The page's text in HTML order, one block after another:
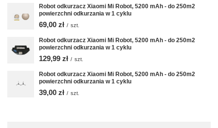
Robot odkurzacz Xiaomi Mi Robot, 5200 mAh - do 250m2
powierzchni odkurzania w 1 cyklu
69,00 zł / szt.
Robot odkurzacz Xiaomi Mi Robot, 5200 mAh - do 250m2
powierzchni odkurzania w 1 cyklu
129,99 zł / szt.
Robot odkurzacz Xiaomi Mi Robot, 5200 mAh - do 250m2
powierzchni odkurzania w 1 cyklu
39,00 zł / szt.